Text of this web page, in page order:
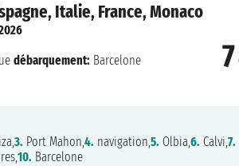
Italie, France, Monaco
débarquement: Barcelone
3. Port Mahon,4. navigation,5. Olbia,6. Calvi,7.
10. Barcelone